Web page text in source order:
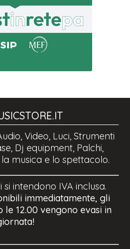
Video, Luci, Strumenti
Dj equipment, Palchi,
musica e lo spettacolo.
si intendono IVA inclusa.
immediatamente, gli
12.00 vengono evasi in